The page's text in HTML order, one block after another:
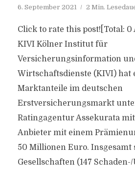
6. September 2021 2 Min.
Click to rate this post![Total: 0
KIVI Kölner Institut für
Versicherungsinformation
Wirtschaftsdienste (KIVI) hat
Marktanteile im deutschen
Erstversicherungsmarkt
Ratingagentur Assekurata
Anbieter mit einem
50 Millionen Euro. Insgesamt
Gesellschaften (147